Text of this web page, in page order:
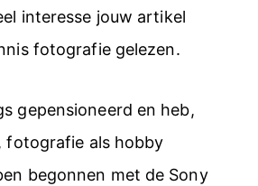
interesse jouw artikel
fotografie gelezen.
gepensioneerd en heb,
fotografie als hobby
begonnen met de Sony